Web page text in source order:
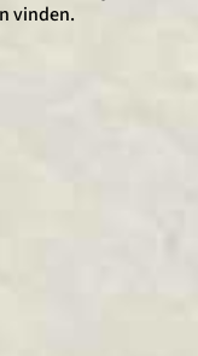
vinden.